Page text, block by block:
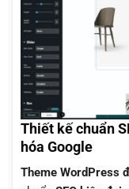
Thiết kế chuẩn
hóa Google
Theme WordPress